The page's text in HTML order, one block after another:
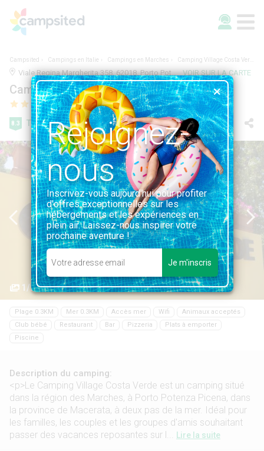
Campsited Campings en Italie Campings en Marches Camping Village Costa Verde
Viale Regina Margherita 358, 62018, Porto Potenza Picena, Italie | MACERATA, MARCHES VOIR SUR LA CARTE
Camping Village Costa Verde
8.3 Très bien 11 avis
1/24
Plage 0.3KM Mer 0.3KM Accès mer Wifi
Animaux acceptés
Club bébé
Restaurant Bar Pizzeria
Plats à emporter
Piscine
Description du camping:
<p>Le Camping Village Costa Verde est un camping situé
dans la région des Marches, à Porto Potenza Picena, dans
la province de Macerata, à deux pas de la mer. Idéal pour
les familles, les couples et les groupes d'amis souhaitant
passer des vacances reposantes sur l...
Lire la suite
Rejoignez-
nous
Inscrivez-vous aujourd'hui pour profiter
d'offres exceptionnelles sur les
hébergements et les expériences en
plein air. Laissez-nous inspirer votre
prochaine aventure !
Je m'inscris